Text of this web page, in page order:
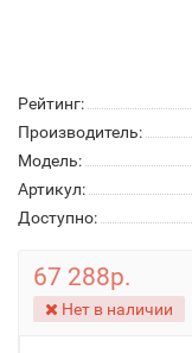
Рейтинг:
Производитель:
Модель:
Артикул:
Доступно:
67 288р.
Нет в наличии